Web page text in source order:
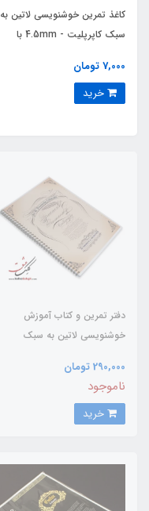
کاغذ تمرین خوشنویسی لاتین به
سبک کاپرپلیت - 4.5mm با
7,000 تومان
دفتر تمرین و کتاب آموزش
خوشنویسی لاتین به سبک
(ornamental penmanship)290,000 تومان
ناموجود